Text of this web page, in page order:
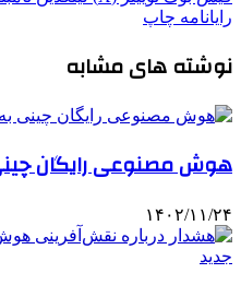
رایانامه چاپ
نوشته های مشابه
هوش مصنوعی رایگان چینی
۱۴۰۲/۱۱/۲۴